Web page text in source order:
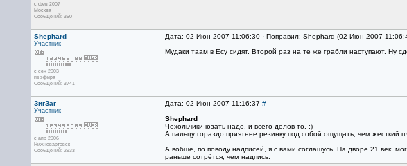
с фев 2007
Москва
Сообщений: 350
Shephard
Участник
с сен 2003
из эфира
Сообщений: 3741
Дата: 02 Июн 2007 11:06:30 · Поправил: Shephard (02 Июн 2007
Мудаки таам в Есу сидят. Второй раз на те же грабли наступают. Ну
ЗигЗаг
Участник
с апр 2006
Нижневартовск
Сообщений: 2933
Дата: 02 Июн 2007 11:16:37 #
Shephard
Чехольчики юзать надо, и всего делов-то. :)
А пальцу гораздо приятнее резинку под собой ощущать, чем жесткий
А вобще, по поводу надписей, я с вами соглашусь. На дворе 21 век,
раньше сотрётся, чем надпись.